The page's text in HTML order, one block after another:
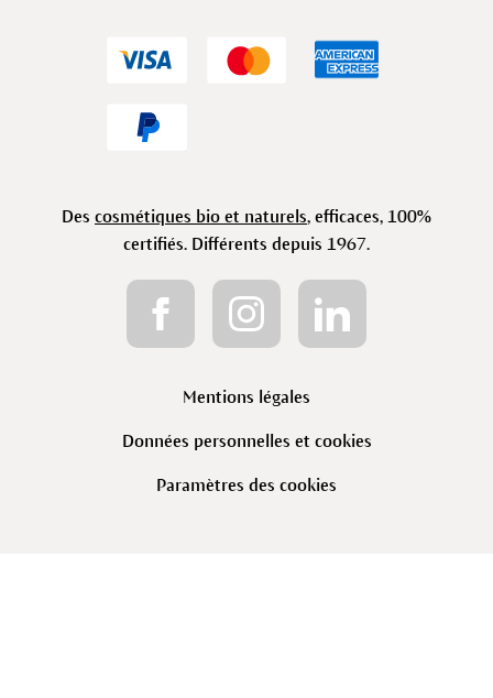
Des cosmétiques bio et naturels, efficaces, 100%
certifiés. Différents depuis 1967.
Mentions légales
Données personnelles et cookies
Paramètres des cookies